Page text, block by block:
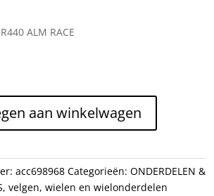
ALM RACE
aan winkelwagen
acc698968 Categorieën:ONDERDELEN &
,velgen,wielen en wielonderdelen